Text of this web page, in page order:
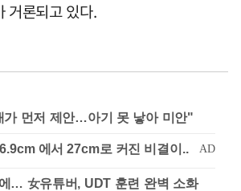
거론되고 있다.
가 먼저 제안…아기 못 낳아 미안"
… 女유튜버, UDT 훈련 완벽 소화